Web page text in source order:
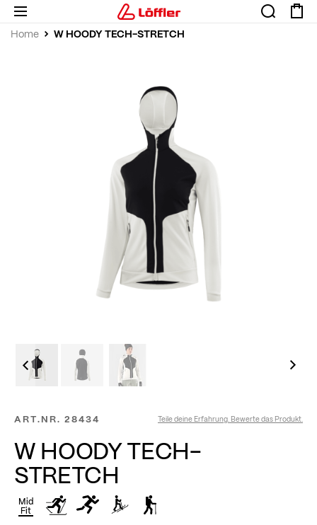
Home W HOODY TECH-STRETCH
ART.NR. 28434 Teile deine Erfahrung. Bewerte das Produkt.
W HOODY TECH-
STRETCH
Mid
Fit